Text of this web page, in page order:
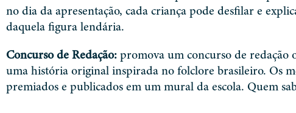
no dia da apresentação, cada criança pode desfilar e
daquela figura lendária.
Concurso de Redação: promova um concurso de redação
uma história original inspirada no folclore brasileiro. Os
premiados e publicados em um mural da escola. Quem